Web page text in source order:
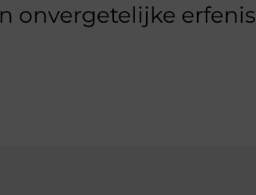
onvergetelijke erfenis